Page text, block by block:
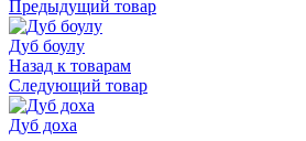
Предыдущий товар
Дуб боулу
Назад к товарам
Следующий товар
Дуб доха